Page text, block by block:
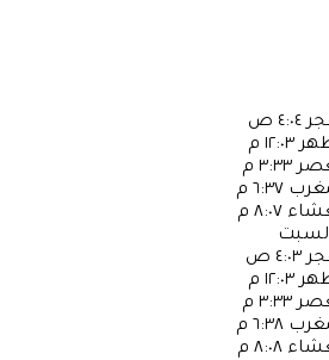
٤:٠٤ ص
١٢:٠٣ م
٣:٣٣ م
٦:٣٧ م
٨:٠٧ م
٤:٠٣ ص
١٢:٠٣ م
٣:٣٣ م
٦:٣٨ م
٨:٠٨ م